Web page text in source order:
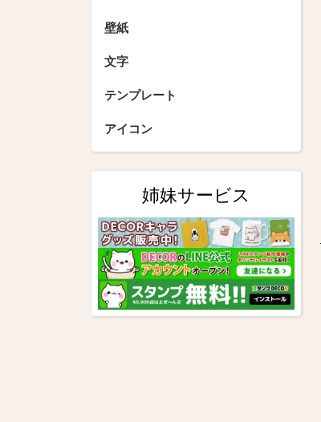
壁紙
文字
テンプレート
アイコン
姉妹サービス